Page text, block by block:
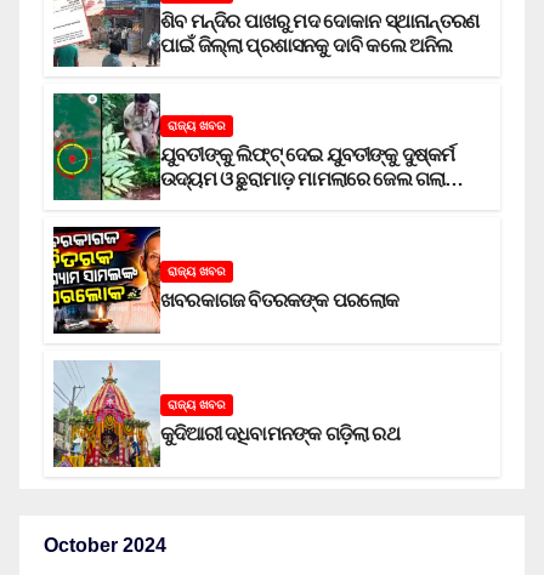
ଶିବ ମନ୍ଦିର ପାଖରୁ ମଦ ଦୋକାନ ସ୍ଥାନାନ୍ତରଣ
ପାଇଁ ଜିଲ୍ଲା ପ୍ରଶାସନକୁ ଦାବି କଲେ ଅନିଲ
ରାଜ୍ୟ ଖବର
ଯୁବତୀଙ୍କୁ ଲିଫ୍‌ଟ୍‌ ଦେଇ ଯୁବତୀଙ୍କୁ ଦୁଷ୍କର୍ମ
ଉଦ୍ୟମ ଓ ଛୁରାମାଡ଼ ମାମଲାରେ ଜେଲ ଗଲା
ରାଜ୍ୟ ଖବର
ଖବରକାଗଜ ବିତରକଙ୍କ ପରଲୋକ
ରାଜ୍ୟ ଖବର
କୁଦିଆରୀ ଦଧିବାମନଙ୍କ ଗଡ଼ିଲା ରଥ
October 2024